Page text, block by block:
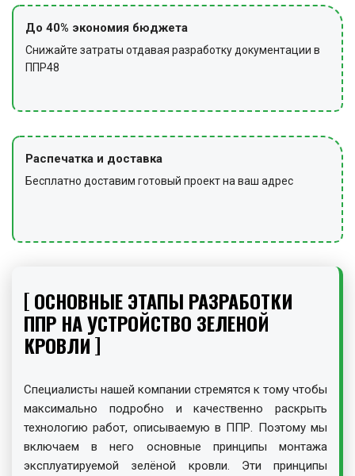
До 40% экономия бюджета
Снижайте затраты отдавая разработку документации в
ППР48
Распечатка и доставка
Бесплатно доставим готовый проект на ваш адрес
ОСНОВНЫЕ ЭТАПЫ РАЗРАБОТКИ
ППР НА УСТРОЙСТВО ЗЕЛЕНОЙ
КРОВЛИ
Специалисты нашей компании стремятся к тому чтобы
максимально подробно и качественно раскрыть
технологию работ, описываемую в ППР. Поэтому мы
включаем в него основные принципы монтажа
эксплуатируемой зелёной кровли. Эти принципы